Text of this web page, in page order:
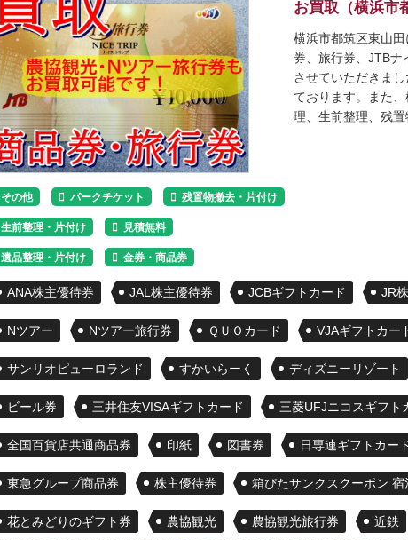
その他 パークチケット 残置物撤去・片付け
生前整理・片付け 見積無料
遺品整理・片付け 金券・商品券
お買取（横浜市
横浜市都筑区東山
券、旅行券、JTBナ
させていただきま
ております。また
理、生前整理、残
ANA株主優待券 JAL株主優待券 JCBギフトカード JR
Nツアー Nツアー旅行券 ＱＵＯカード VJAギフトカー
サンリオピューロランド すかいらーく ディズニーリゾート
ビール券 三井住友VISAギフトカード 三菱UFJニコスギフト
全国百貨店共通商品券 印紙 図書券 日専連ギフトカー
東急グループ商品券 株主優待券 箱ぴたサンクスクーポン 宿
花とみどりのギフト券 農協観光 農協観光旅行券 近鉄